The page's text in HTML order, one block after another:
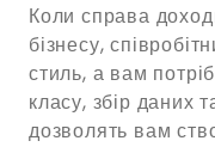
Коли справа
бізнесу,
стиль, а вам
класу, збір даних
дозволять вам